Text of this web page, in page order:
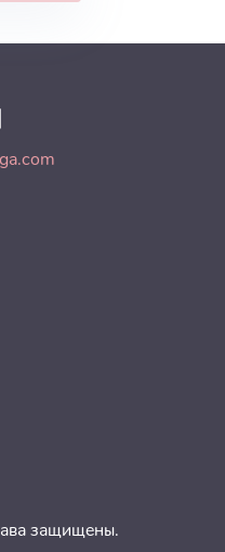
защищены.